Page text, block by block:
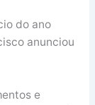
do ano
anunciou
e